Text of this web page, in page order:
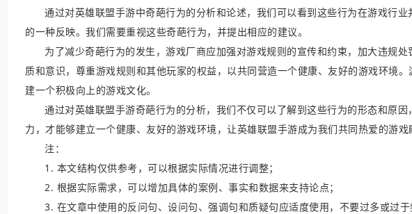
通过对英雄联盟手游中奇葩行为的分析和论述，我们可以看到这些行为在游戏行
的一种反映。我们需要重视这些奇葩行为，并提出相应的建议。
为了减少奇葩行为的发生，游戏厂商应加强对游戏规则的宣传和约束，加大违规
质和意识，尊重游戏规则和其他玩家的权益，以共同营造一个健康、友好的游戏环境
建一个积极向上的游戏文化。
通过对英雄联盟手游奇葩行为的分析，我们不仅可以了解到这些行为的形态和原
力，才能够建立一个健康、友好的游戏环境，让英雄联盟手游成为我们共同热爱的游戏
注：
1. 本文结构仅供参考，可以根据实际情况进行调整；
2. 根据实际需求，可以增加具体的案例、事实和数据来支持论点；
3. 在文章中使用的反问句、设问句、强调句和质疑句应适度使用，不要过多或过于